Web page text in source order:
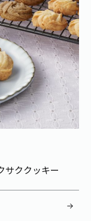
サククッキー